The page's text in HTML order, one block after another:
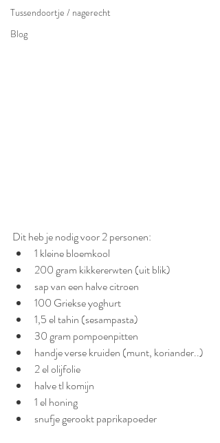
Tussendoortje / nagerecht
Blog
Dit heb je nodig voor 2 personen:
1 kleine bloemkool
200 gram kikkererwten (uit blik)
sap van een halve citroen
100 Griekse yoghurt
1,5 el tahin (sesampasta)
30 gram pompoenpitten
handje verse kruiden (munt, koriander..)
2 el olijfolie
halve tl komijn
1 el honing
snufje gerookt paprikapoeder